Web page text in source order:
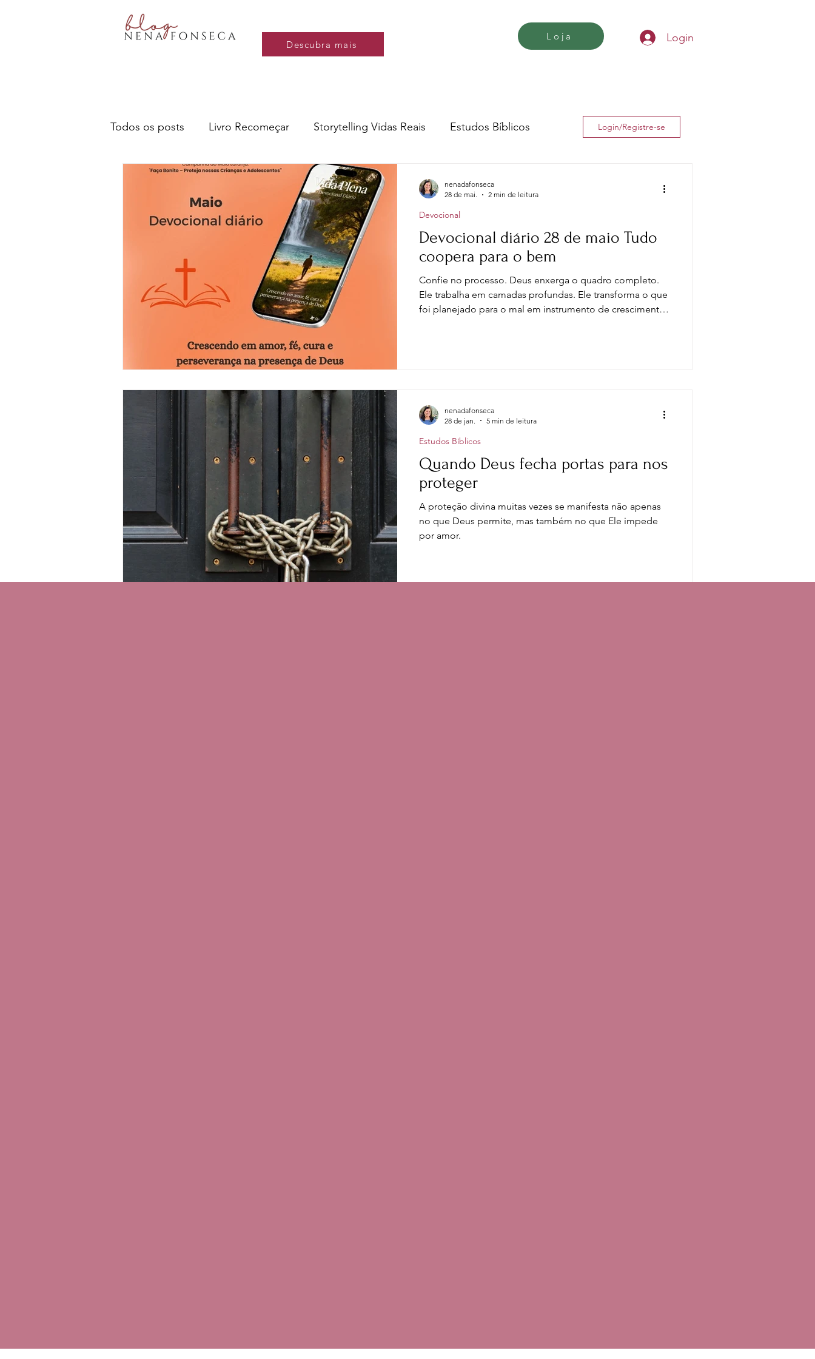
Descubra mais
Loja
Descubra mais
Login
Todos os posts Livro Recomeçar Storytelling Vidas Reais Estudos Bíblicos
Livros- Nena recomenda Música e video Versos
Sobre escritores e a escrita Conte a Sua História
Ciência e Tecnologia Cultura e Educação
Cultos e pregações
Criatividade Segredos da Mente Declarações de fé
Entrevistas Inglês
Login/Registre-se
Devocional diário 28 de maio Tudo
coopera para o bem
Confie no processo. Deus enxerga o quadro completo.
Ele trabalha em camadas profundas. Ele transforma o que
foi planejado para o mal em instrumento de crescimento
Devocional
nenadafonseca
28 de mai.
2 min de leitura
Quando Deus fecha portas para nos
proteger
A proteção divina muitas vezes se manifesta não apenas
no que Deus permite, mas também no que Ele impede
por amor.
Estudos Bíblicos
nenadafonseca
28 de jan.
5 min de leitura